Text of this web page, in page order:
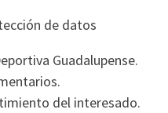
de datos
Guadalupense.
del interesado.